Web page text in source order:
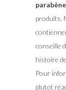
produits.
conseille
histoire
Pour
plutot